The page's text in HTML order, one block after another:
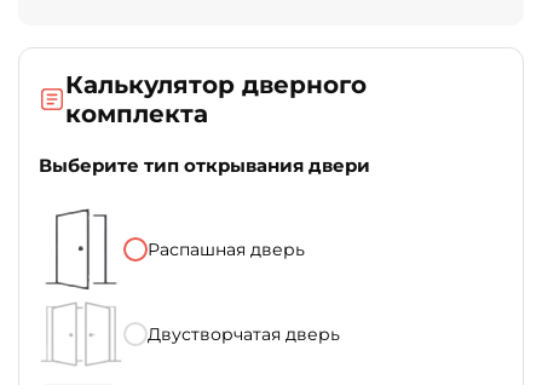
Калькулятор дверного
комплекта
Выберите тип открывания двери
Распашная дверь
Двустворчатая дверь